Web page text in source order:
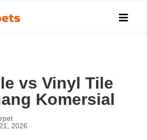

vs Vinyl Tile
Komersial
2026